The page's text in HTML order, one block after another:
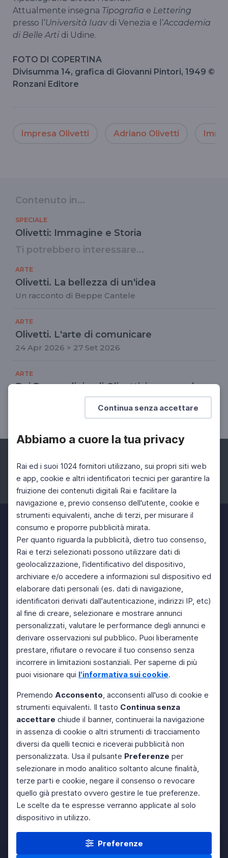
Continua senza accettare
Abbiamo a cuore la tua privacy
Rai ed i suoi 1024 fornitori utilizzano, sui propri siti web
e app, cookie e altri identificatori tecnici per garantire la
fruizione dei contenuti digitali Rai e facilitare la
navigazione e, previo consenso dell'utente, cookie e
strumenti equivalenti, anche di terzi, per misurare il
consumo e proporre pubblicità mirata.
Per quanto riguarda la pubblicità, dietro tuo consenso,
Rai e terzi selezionati possono utilizzare dati di
geolocalizzazione, l'identificativo del dispositivo,
archiviare e/o accedere a informazioni sul dispositivo ed
elaborare dati personali (es. dati di navigazione,
identificatori derivati dall'autenticazione, indirizzi IP, etc)
al fine di creare, selezionare e mostrare annunci
personalizzati, valutare le performance degli annunci e
derivare osservazioni sul pubblico. Puoi liberamente
prestare, rifiutare o revocare il tuo consenso senza
incorrere in limitazioni sostanziali. Per saperne di più
puoi visionare qui l'informativa sui cookie.
Premendo Acconsento, acconsenti all'uso di cookie e
strumenti equivalenti. Il tasto Continua senza
accettare chiude il banner, continuerai la navigazione
in assenza di cookie o altri strumenti di tracciamento
diversi da quelli tecnici e riceverai pubblicità non
personalizzata. Usa il pulsante Preferenze per
selezionare in modo analitico soltanto alcune finalità,
terze parti e cookie, negare il consenso o revocare
quello già prestato ovvero gestire le tue preferenze.
Le scelte da te espresse verranno applicate al solo
dispositivo in utilizzo.
Preferenze
Attualmente insegna Tipografia e Lettering
presso l’Università Iuav di Venezia e l’Accademia
di Belle Arti di Udine.
FOTO DI COPERTINA
Divisumma 14, grafica di Giovanni Pintori, 1949 ©
Ronzani Editore
Impresa Olivetti Adriano Olivetti
Contenuto in...
SPECIALE
Olivetti: Immagine e Storia
Ti potrebbero interessare...
ARTE
Olivetti. La bellezza di un'idea
Un racconto di Beppe Cantele
ARTE
Olivetti. L'arte di comunicare
24 Apr 2026 > 27 Set 2026
ARTE
Dai Remondini agli Olivetti: imprese al
servizio della comunità
Un racconto di Riccardo Toffanin
Facebook Instagram Twitter